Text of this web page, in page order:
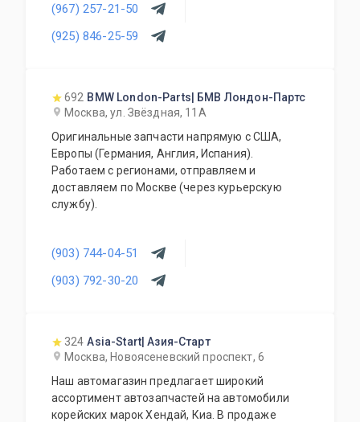
(967) 257-21-50
(925) 846-25-59
692 BMW London-Parts| БМВ Лондон-Партс
Москва, ул. Звёздная, 11А
Оригинальные запчасти напрямую с США,
Европы (Германия, Англия, Испания).
Работаем с регионами, отправляем и
доставляем по Москве (через курьерскую
службу).
(903) 744-04-51
(903) 792-30-20
324 Asia-Start| Азия-Старт
Москва, Новоясеневский проспект, 6
Наш автомагазин предлагает широкий
ассортимент автозапчастей на автомобили
корейских марок Хендай, Киа. В продаже